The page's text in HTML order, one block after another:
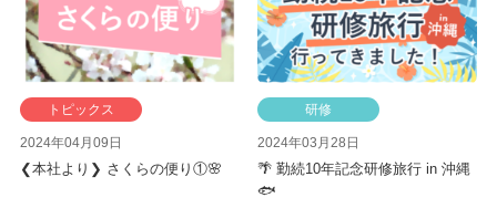
トピックス
2024年04月09日
❮本社より❯ さくらの便り①🌸
研修
2024年03月28日
🌴 勤続10年記念研修旅行 in 沖縄
🐟